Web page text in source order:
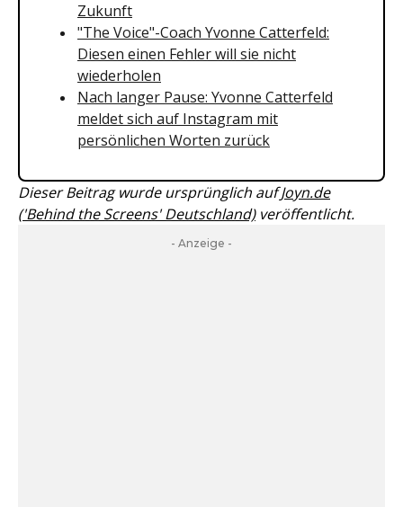
Zukunft
"The Voice"-Coach Yvonne Catterfeld:
Diesen einen Fehler will sie nicht
wiederholen
Nach langer Pause: Yvonne Catterfeld
meldet sich auf Instagram mit
persönlichen Worten zurück
Dieser Beitrag wurde ursprünglich aufJoyn.de
('Behind the Screens' Deutschland)veröffentlicht.
- Anzeige -